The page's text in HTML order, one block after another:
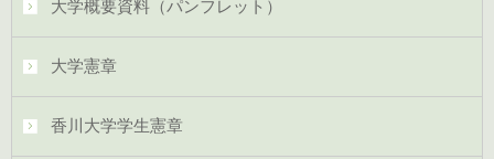
大学概要資料（パンフレット）
大学憲章
香川大学学生憲章